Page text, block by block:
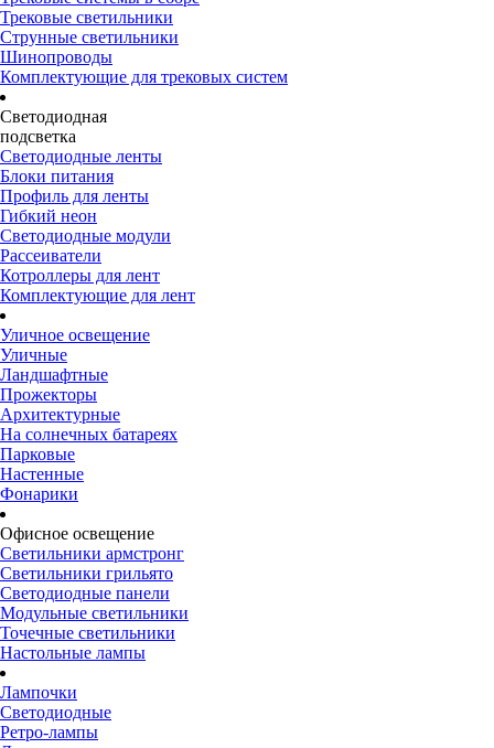
Трековые светильники
Струнные светильники
Шинопроводы
Комплектующие для трековых систем
Светодиодная
подсветка
Светодиодные ленты
Блоки питания
Профиль для ленты
Гибкий неон
Светодиодные модули
Рассеиватели
Котроллеры для лент
Комплектующие для лент
Уличное освещение
Уличные
Ландшафтные
Прожекторы
Архитектурные
На солнечных батареях
Парковые
Настенные
Фонарики
Офисное освещение
Светильники армстронг
Светильники грильято
Светодиодные панели
Модульные светильники
Точечные светильники
Настольные лампы
Лампочки
Светодиодные
Ретро-лампы